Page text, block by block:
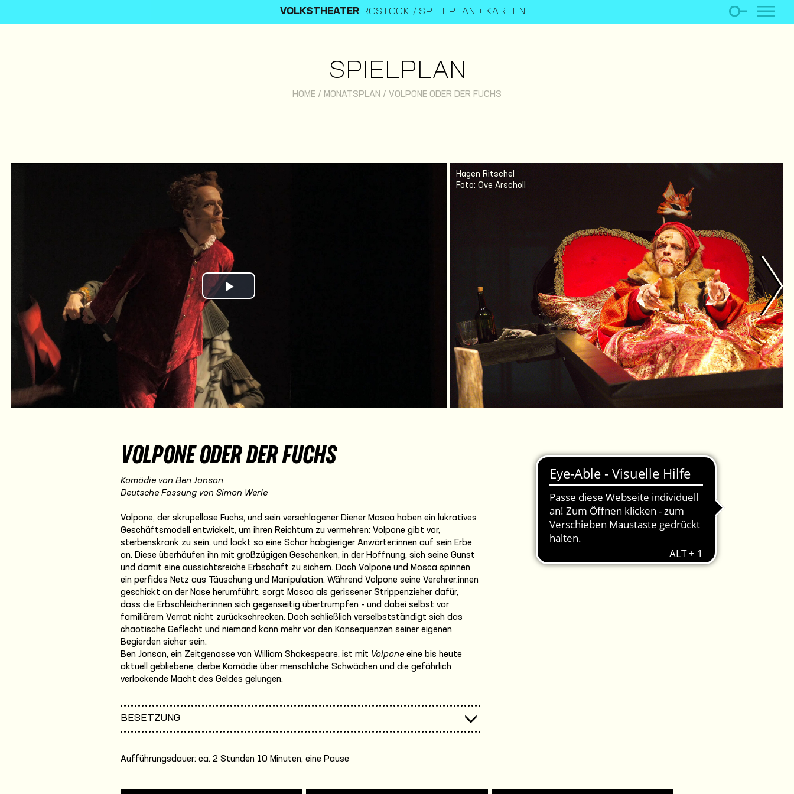
VOLKSTHEATER ROSTOCK SPIELPLAN + KARTEN
SPIELPLAN
HOME / MONATSPLAN / VOLPONE ODER DER FUCHS
Play Video
Hagen Ritschel
Foto: Ove Arscholl
VOLPONE ODER DER FUCHS
Komödie von Ben Jonson
Deutsche Fassung von Simon Werle
Volpone, der skrupellose Fuchs, und sein verschlagener Diener Mosca haben ein lukratives
Geschäftsmodell entwickelt, um ihren Reichtum zu vermehren: Volpone gibt vor,
sterbenskrank zu sein, und lockt so eine Schar habgieriger Anwärter:innen auf sein Erbe
an. Diese überhäufen ihn mit großzügigen Geschenken, in der Hoffnung, sich seine Gunst
und damit eine aussichtsreiche Erbschaft zu sichern. Doch Volpone und Mosca spinnen
ein perfides Netz aus Täuschung und Manipulation. Während Volpone seine Verehrer:innen
geschickt an der Nase herumführt, sorgt Mosca als gerissener Strippenzieher dafür,
dass die Erbschleicher:innen sich gegenseitig übertrumpfen - und dabei selbst vor
familiärem Verrat nicht zurückschrecken. Doch schließlich verselbstständigt sich das
chaotische Geflecht und niemand kann mehr vor den Konsequenzen seiner eigenen
Begierden sicher sein.
Ben Jonson, ein Zeitgenosse von William Shakespeare, ist mit Volpone eine bis heute
aktuell gebliebene, derbe Komödie über menschliche Schwächen und die gefährlich
verlockende Macht des Geldes gelungen.
BESETZUNG
Aufführungsdauer: ca. 2 Stunden 10 Minuten, eine Pause